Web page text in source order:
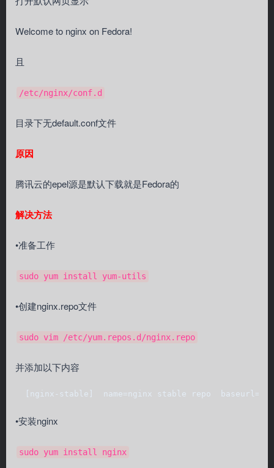
Welcome to nginx on Fedora!
且
/etc/nginx/conf.d
目录下无default.conf文件
原因
腾讯云的epel源是默认下载就是Fedora的
解决方法
•准备工作
sudo yum install yum-utils
•创建nginx.repo文件
sudo vim /etc/yum.repos.d/nginx.repo
并添加以下内容
[nginx-stable]  name=nginx stable repo
•安装nginx
sudo yum install nginx